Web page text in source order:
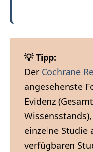
💡 Tipp:
Der Cochrane
angesehenste
Evidenz
einzelne Studie
verfügbaren